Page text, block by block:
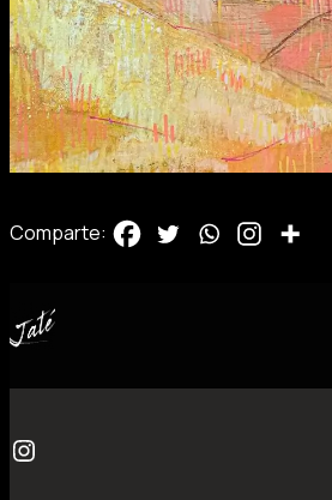
Comparte:
Instagram